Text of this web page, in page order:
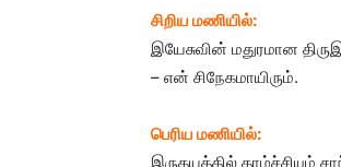
சிறிய மணியில்:
இயேசுவின் மதுரமான
– என் சிநேகமாயிரும்.
பெரிய மணியில்:
இருதயத்தில் தாழ்ச்சியும்